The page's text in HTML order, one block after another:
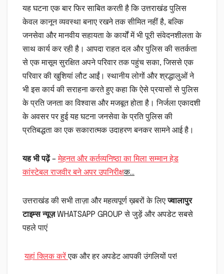
यह घटना एक बार फिर साबित करती है कि उत्तराखंड पुलिस
केवल कानून व्यवस्था बनाए रखने तक सीमित नहीं है, बल्कि
जनसेवा और मानवीय सहायता के कार्यों में भी पूरी संवेदनशीलता के
साथ कार्य कर रही है। आपदा राहत दल और पुलिस की सतर्कता
से एक मासूम सुरक्षित अपने परिवार तक पहुंच सका, जिससे एक
परिवार की खुशियां लौट आईं। स्थानीय लोगों और श्रद्धालुओं ने
भी इस कार्य की सराहना करते हुए कहा कि ऐसे प्रयासों से पुलिस
के प्रति जनता का विश्वास और मजबूत होता है। निर्जला एकादशी
के अवसर पर हुई यह घटना जनसेवा के प्रति पुलिस की
प्रतिबद्धता का एक सकारात्मक उदाहरण बनकर सामने आई है।
यह भी पढ़ें–मेहनत और कर्तव्यनिष्ठा का मिला सम्मान हेड
कांस्टेबल राजवीर बने अपर उपनिरीक्षक…
उत्तराखंड की सभी ताज़ा और महत्वपूर्ण ख़बरों के लिएज्वालापुर
टाइम्स न्यूज़WHATSAPP GROUP से जुड़ें और अपडेट सबसे
पहले पाएं
यहां क्लिक करेंएक और हर अपडेट आपकी उंगलियों पर!